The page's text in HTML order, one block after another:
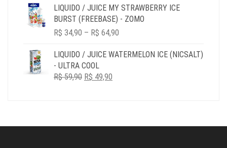
R$ 34,90
THROUGH
LIQUIDO / JUICE MY STRAWBERRY ICE
BURST (FREEBASE) - ZOMO
R$ 34,90 – R$ 64,90
R$ 34,90
LIQUIDO / JUICE WATERMELON ICE (NICSALT)
- ULTRA COOL
R$59,90 OR$ 49,90